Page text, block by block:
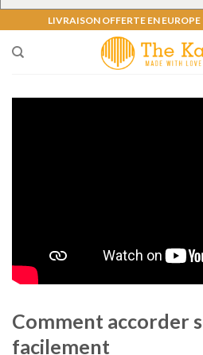
content
LIVRAISON OFFERTE EN EUROPE
Comment accorder
facilement